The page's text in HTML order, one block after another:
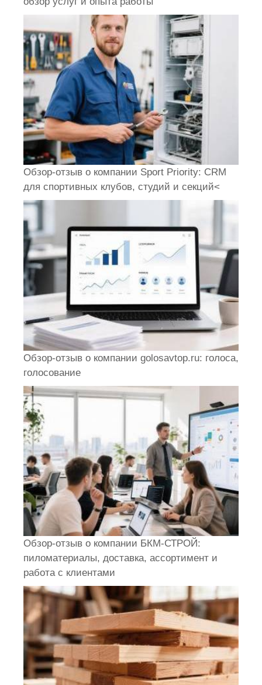
Обзор-отзыв о компании Sport Priority: CRM
для спортивных клубов, студий и секций<
Обзор-отзыв о компании golosavtop.ru: голоса,
голосование
Обзор-отзыв о компании БКМ-СТРОЙ:
пиломатериалы, доставка, ассортимент и
работа с клиентами